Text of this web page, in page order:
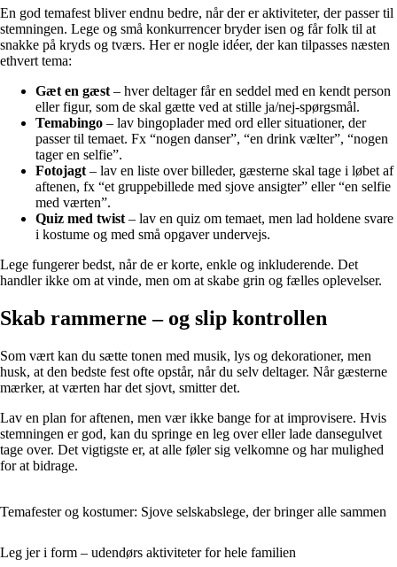
En god temafest bliver endnu bedre, når der er aktiviteter, der passer til
stemningen. Lege og små konkurrencer bryder isen og får folk til at
snakke på kryds og tværs. Her er nogle idéer, der kan tilpasses næsten
ethvert tema:
Gæt en gæst – hver deltager får en seddel med en kendt person
eller figur, som de skal gætte ved at stille ja/nej-spørgsmål.
Temabingo – lav bingoplader med ord eller situationer, der
passer til temaet. Fx “nogen danser”, “en drink vælter”, “nogen
tager en selfie”.
Fotojagt – lav en liste over billeder, gæsterne skal tage i løbet af
aftenen, fx “et gruppebillede med sjove ansigter” eller “en selfie
med værten”.
Quiz med twist – lav en quiz om temaet, men lad holdene svare
i kostume og med små opgaver undervejs.
Lege fungerer bedst, når de er korte, enkle og inkluderende. Det
handler ikke om at vinde, men om at skabe grin og fælles oplevelser.
Skab rammerne – og slip kontrollen
Som vært kan du sætte tonen med musik, lys og dekorationer, men
husk, at den bedste fest ofte opstår, når du selv deltager. Når gæsterne
mærker, at værten har det sjovt, smitter det.
Lav en plan for aftenen, men vær ikke bange for at improvisere. Hvis
stemningen er god, kan du springe en leg over eller lade dansegulvet
tage over. Det vigtigste er, at alle føler sig velkomne og har mulighed
for at bidrage.
Temafester og kostumer: Sjove selskabslege, der bringer alle sammen
Leg jer i form – udendørs aktiviteter for hele familien